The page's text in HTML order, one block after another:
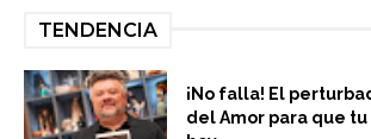
TENDENCIA
¡No falla! El
del Amor para que